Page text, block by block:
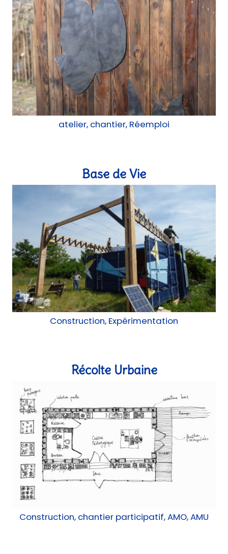
atelier, chantier, Réemploi
Base de Vie
Construction, Expérimentation
Récolte Urbaine
Construction, chantier participatif, AMO, AMU
Chantier éducatif